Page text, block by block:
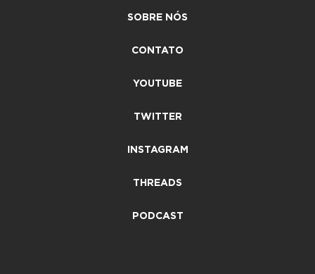
SOBRE NÓS
CONTATO
YOUTUBE
TWITTER
INSTAGRAM
THREADS
PODCAST